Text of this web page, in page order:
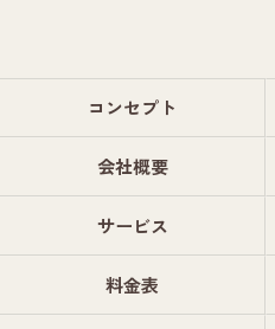
コンセプト
会社概要
サービス
料金表